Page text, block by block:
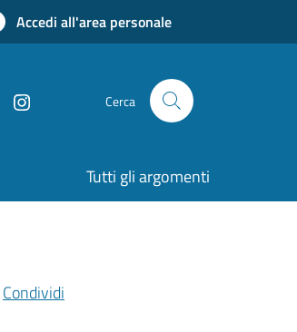
Accedi all'area personale
Cerca
Tutti gli argomenti
Condividi